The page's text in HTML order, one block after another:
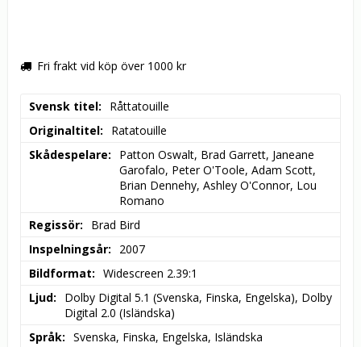
Fri frakt vid köp över 1000 kr
Svensk titel
Råttatouille
Originaltitel
Ratatouille
Skådespelare
Patton Oswalt, Brad Garrett, Janeane
Garofalo, Peter O'Toole, Adam Scott,
Brian Dennehy, Ashley O'Connor, Lou
Romano
Regissör
Brad Bird
Inspelningsår
2007
Bildformat
Widescreen 2.39:1
Ljud
Dolby Digital 5.1 (Svenska, Finska, Engelska), Dolby
Digital 2.0 (Isländska)
Språk
Svenska, Finska, Engelska, Isländska